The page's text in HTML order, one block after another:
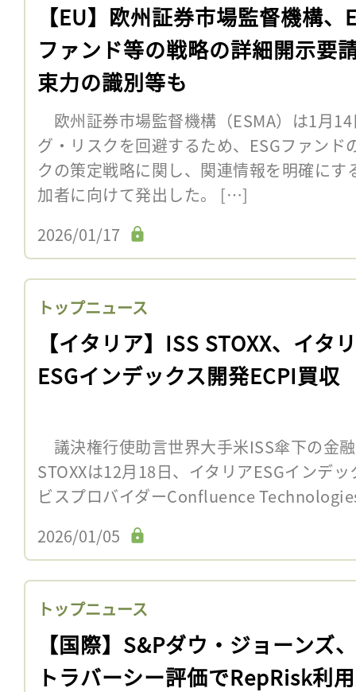
【EU】欧州証券市場監督機構、
ファンド等の戦略の詳細開示要
束力の識別等も
欧州証券市場監督機構（ESMA）は1月
グ・リスクを回避するため、ESGファンド
クの策定戦略に関し、関連情報を明確に
加者に向けて発出した。 […]
2026/01/17
トップニュース
【イタリア】ISS STOXX、イタ
ESGインデックス開発ECPI買収
議決権行使助言世界大手米ISS傘下の金
STOXXは12月18日、イタリアESGインデ
ビスプロバイダーConfluence
2026/01/05
トップニュース
【国際】S&Pダウ・ジョーンズ
トラバーシー評価でRepRisk利